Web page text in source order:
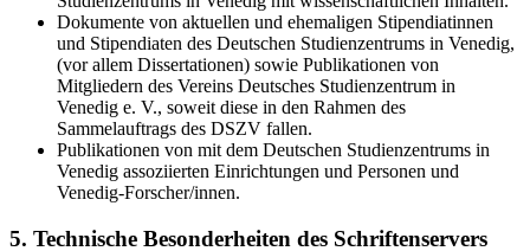
Dokumente von aktuellen und ehemaligen Stipendiatinnen
und Stipendiaten des Deutschen Studienzentrums in Venedig,
(vor allem Dissertationen) sowie Publikationen von
Mitgliedern des Vereins Deutsches Studienzentrum in
Venedig e. V., soweit diese in den Rahmen des
Sammelauftrags des DSZV fallen.
Publikationen von mit dem Deutschen Studienzentrums in
Venedig assoziierten Einrichtungen und Personen und
Venedig-Forscher/innen.
5. Technische Besonderheiten des Schriftenservers